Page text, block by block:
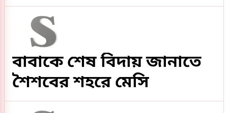
বাবাকে শেষ বিদায় জানাতে
শৈশবের শহরে মেসি